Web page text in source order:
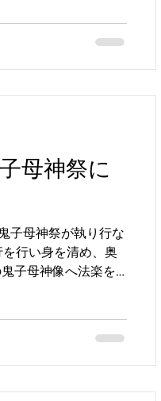
があります。） 終
（皆さんで頂きまし
www.nisshinji.com
blog #月例法要 #
宗 #佐世保市 #佐世
要
母神祭に
子母神祭が執り行な
行い身を清め、奥
子母神像へ法楽を
里実相院 #鬼子母神